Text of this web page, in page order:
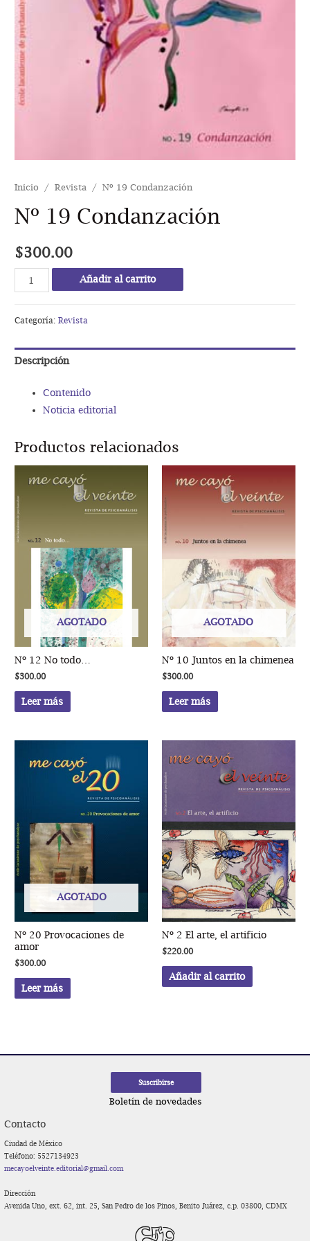
Inicio /Revista / Nº 19 Condanzación
Nº 19 Condanzación
$300.00
19
cantidad
Añadir al carrito
Categoría:Revista
Descripción
Contenido
Noticia editorial
Productos relacionados
AGOTADO
Nº 12 No todo…
$300.00
Leer más
AGOTADO
Nº 10 Juntos en la chimenea
$300.00
Leer más
AGOTADO
Nº 20 Provocaciones de
amor
$300.00
Leer más
Nº 2 El arte, el artificio
$220.00
Añadir al carrito
Boletín de novedades
Contacto
Ciudad de México
Teléfono: 5527134923
mecayoelveinte.editorial@gmail.com
Dirección
Avenida Uno, ext. 62, int. 25, San Pedro de los Pinos, Benito Juárez, c.p. 03800, CDMX